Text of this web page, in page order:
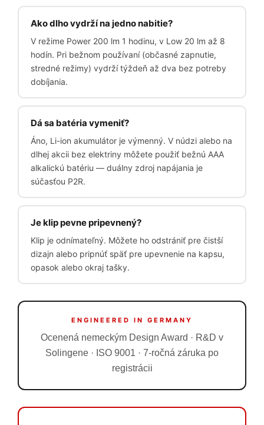
Ako dlho vydrží na jedno nabitie?
V režime Power 200 lm 1 hodinu, v Low 20 lm až 8
hodín. Pri bežnom používaní (občasné zapnutie,
stredné režimy) vydrží týždeň až dva bez potreby
dobíjania.
Dá sa batéria vymeniť?
Áno, Li-ion akumulátor je výmenný. V núdzi alebo na
dlhej akcii bez elektriny môžete použiť bežnú AAA
alkalickú batériu — duálny zdroj napájania je
súčasťou P2R.
Je klip pevne pripevnený?
Klip je odnímateľný. Môžete ho odstrániť pre čistší
dizajn alebo pripnúť späť pre upevnenie na kapsu,
opasok alebo okraj tašky.
ENGINEERED IN GERMANY
Ocenená nemeckým Design Award · R&D v
Solingene · ISO 9001 · 7-ročná záruka po
registrácii